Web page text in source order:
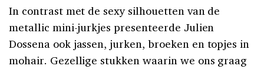
In contrast met de sexy silhouetten van de
metallic mini-jurkjes presenteerde Julien
Dossena ook jassen, jurken, broeken en topjes in
mohair. Gezellige stukken waarin we ons graag